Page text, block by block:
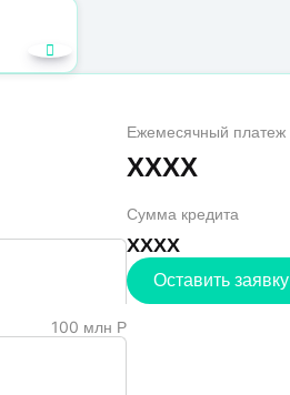
100 млн Р
Ежемесячный платеж
XXXX
Сумма кредита
XXXX
Оставить заявку